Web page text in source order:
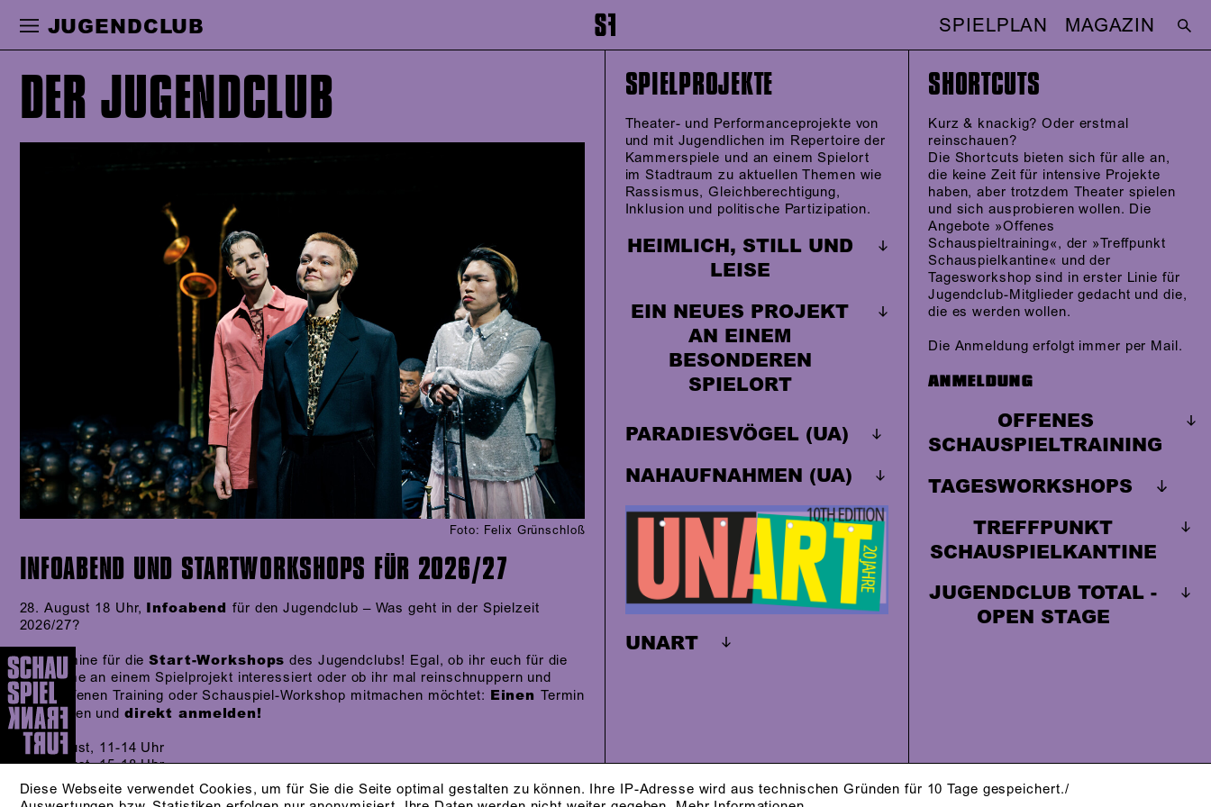
Zur Hauptnavigation springen Zum Footer springen
JUGENDCLUB SPIELPLAN MAGAZIN
Diese Webseite verwendet Cookies, um für Sie die Seite optimal gestalten zu können. Ihre IP-Adresse wird aus technischen Gründen für 10 Tage gespeichert./
DER JUGENDCLUB
Foto: Felix Grünschloß
INFOABEND UND STARTWORKSHOPS FÜR 2026/27
28. August 18 Uhr, Infoabendfür den Jugendclub – Was geht in der Spielzeit
2026/27?
Die Termine für dieStart-Workshops des Jugendclubs! Egal, ob ihr euch für die
Teilnahme an einem Spielprojekt interessiert oder ob ihr mal reinschnuppern und
beim Offenen Training oder Schauspiel-Workshop mitmachen möchtet: Einen Termin
aussuchen und direkt anmelden!
29. August, 11-14 Uhr
29. August, 15-18 Uhr
30. August, 11-14 Uhr
02. September, 18-21 Uhr
SPIELPROJEKTE
Theater- und Performanceprojekte von
und mit Jugendlichen im Repertoire der
Kammerspiele und an einem Spielort
im Stadtraum zu aktuellen Themen wie
Rassismus, Gleichberechtigung,
Inklusion und politische Partizipation.
HEIMLICH, STILL UND
LEISE
EIN NEUES PROJEKT
AN EINEM
BESONDEREN
SPIELORT
PARADIESVÖGEL (UA)
NAHAUFNAHMEN (UA)
UNART
SHORTCUTS
Kurz & knackig? Oder erstmal
reinschauen?
Die Shortcuts bieten sich für alle an,
die keine Zeit für intensive Projekte
haben, aber trotzdem Theater spielen
und sich ausprobieren wollen. Die
Angebote »Offenes
Schauspieltraining«, der »Treffpunkt
Schauspielkantine« und der
Tagesworkshop sind in erster Linie für
Jugendclub-Mitglieder gedacht und die,
die es werden wollen.
Die Anmeldung erfolgt immer per Mail.
ANMELDUNG
OFFENES
SCHAUSPIELTRAINING
TAGESWORKSHOPS
TREFFPUNKT
SCHAUSPIELKANTINE
JUGENDCLUB TOTAL -
OPEN STAGE